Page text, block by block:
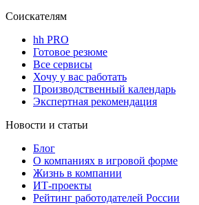
Соискателям
hh PRO
Готовое резюме
Все сервисы
Хочу у вас работать
Производственный календарь
Экспертная рекомендация
Новости и статьи
Блог
О компаниях в игровой форме
Жизнь в компании
ИТ-проекты
Рейтинг работодателей России